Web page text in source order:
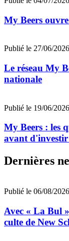
My Beers
Publié le 27/06/2026
Le réseau My
nationale
Publié le 19/06/2026
My Beers : les
avant d'investir
Dernières
Publié le 06/08/2026
Avec « La Bul
culte de New